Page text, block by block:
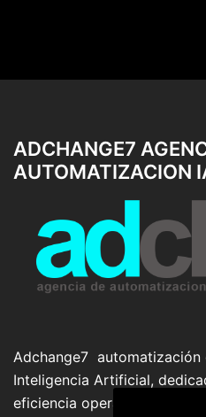
ADCHANGE7
AUTOMATIZACION
Adchange7 automatización
Inteligencia Artificial,
eficiencia operativa de las